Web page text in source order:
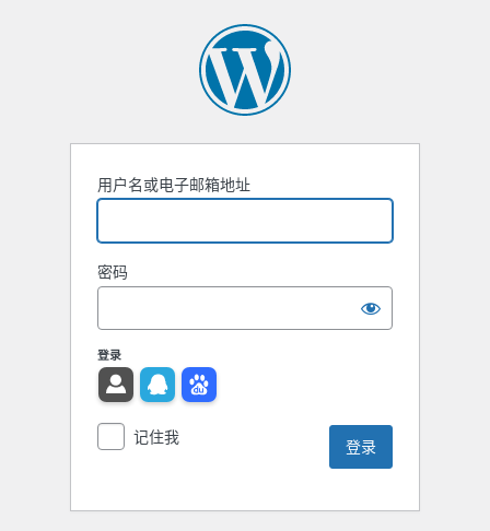
用户名或电子邮箱地址
密码
登录
记住我